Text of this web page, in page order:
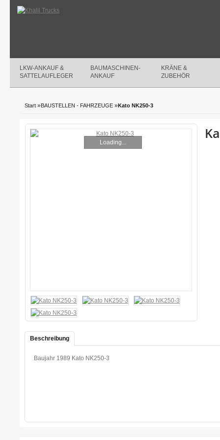
LKW-ANKAUF &
SATTELAUFLEGER
BAUMASCHINEN-
ANKAUF
KRÄNE &
ZUBEHÖR
Start »BAUSTELLEN - FAHRZEUGE »Kato NK250-3
Loading...
Beschreibung
Baujahr 1989 Kato NK250-3